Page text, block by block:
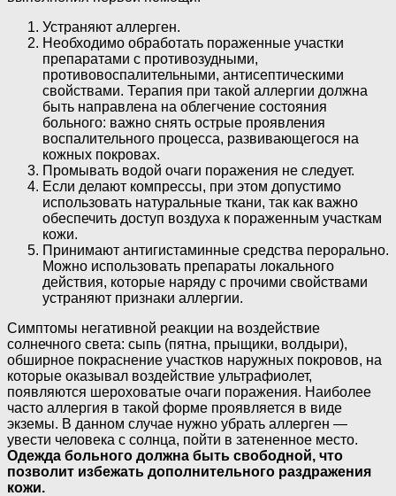
Устраняют аллерген.
Необходимо обработать пораженные участки
препаратами с противозудными,
противовоспалительными, антисептическими
свойствами. Терапия при такой аллергии должна
быть направлена на облегчение состояния
больного: важно снять острые проявления
воспалительного процесса, развивающегося на
кожных покровах.
Промывать водой очаги поражения не следует.
Если делают компрессы, при этом допустимо
использовать натуральные ткани, так как важно
обеспечить доступ воздуха к пораженным участкам
кожи.
Принимают антигистаминные средства перорально.
Можно использовать препараты локального
действия, которые наряду с прочими свойствами
устраняют признаки аллергии.
Симптомы негативной реакции на воздействие
солнечного света: сыпь (пятна, прыщики, волдыри),
обширное покраснение участков наружных покровов, на
которые оказывал воздействие ультрафиолет,
появляются шероховатые очаги поражения. Наиболее
часто аллергия в такой форме проявляется в виде
экземы. В данном случае нужно убрать аллерген —
увести человека с солнца, пойти в затененное место.
Одежда больного должна быть свободной, что
позволит избежать дополнительного раздражения
кожи.